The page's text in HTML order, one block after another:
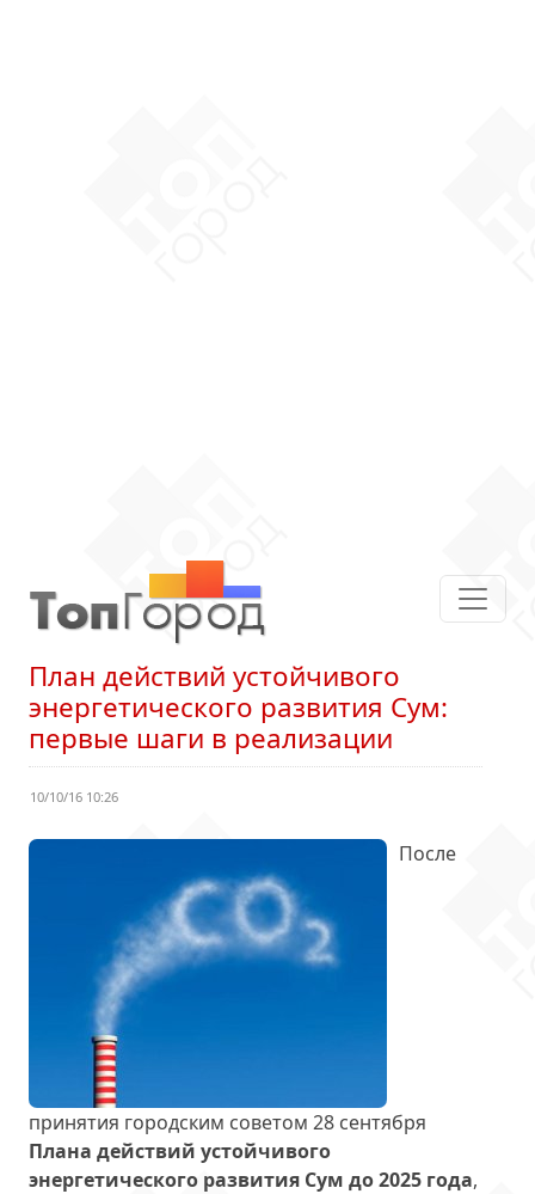
План действий устойчивого
энергетического развития Сум:
первые шаги в реализации
10/10/16 10:26
После
принятия городским советом 28 сентября
Плана действий устойчивого
энергетического развития Сум до 2025 года,